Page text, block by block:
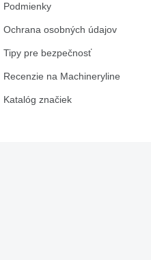
Podmienky
Ochrana osobných údajov
Tipy pre bezpečnosť
Recenzie na Machineryline
Katalóg značiek